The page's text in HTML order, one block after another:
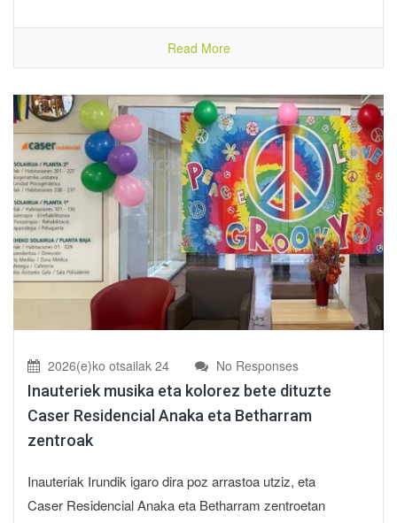
Read More
2026(e)ko otsailak 24 No Responses
Inauteriek musika eta kolorez bete dituzte
Caser Residencial Anaka eta Betharram
zentroak
Inauteriak Irundik igaro dira poz arrastoa utziz, eta
Caser Residencial Anaka eta Betharram zentroetan